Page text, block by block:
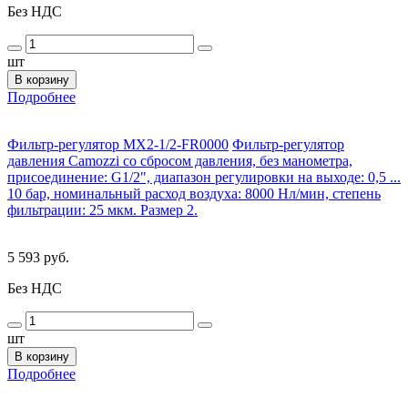
Без НДС
шт
В корзину
Подробнее
Фильтр-регулятор MX2-1/2-FR0000 Фильтр-регулятор
давления Camozzi со сбросом давления, без манометра,
присоединение: G1/2", диапазон регулировки на выходе: 0,5 ...
10 бар, номинальный расход воздуха: 8000 Нл/мин, степень
фильтрации: 25 мкм. Размер 2.
5 593 руб.
Без НДС
шт
В корзину
Подробнее